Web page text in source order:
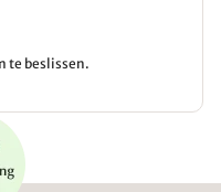
te beslissen.